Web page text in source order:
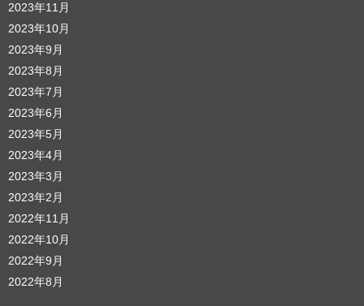
2023年11月
2023年10月
2023年9月
2023年8月
2023年7月
2023年6月
2023年5月
2023年4月
2023年3月
2023年2月
2022年11月
2022年10月
2022年9月
2022年8月